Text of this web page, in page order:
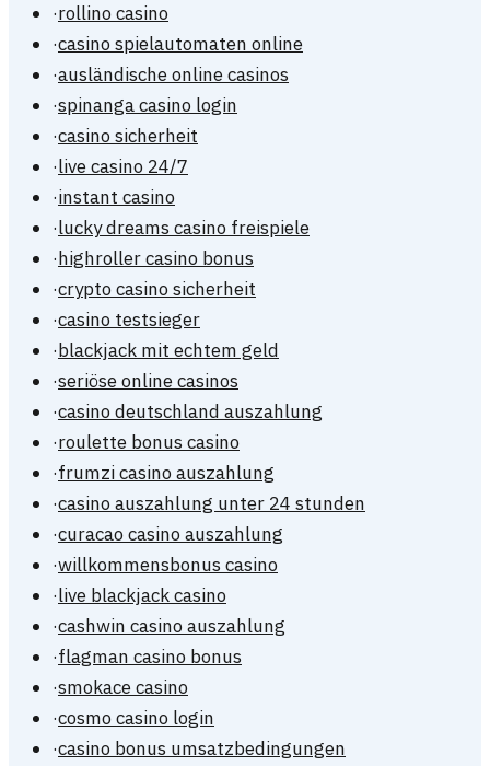
·rollino casino
·casino spielautomaten online
·ausländische online casinos
·spinanga casino login
·casino sicherheit
·live casino 24/7
·instant casino
·lucky dreams casino freispiele
·highroller casino bonus
·crypto casino sicherheit
·casino testsieger
·blackjack mit echtem geld
·seriöse online casinos
·casino deutschland auszahlung
·roulette bonus casino
·frumzi casino auszahlung
·casino auszahlung unter 24 stunden
·curacao casino auszahlung
·willkommensbonus casino
·live blackjack casino
·cashwin casino auszahlung
·flagman casino bonus
·smokace casino
·cosmo casino login
·casino bonus umsatzbedingungen